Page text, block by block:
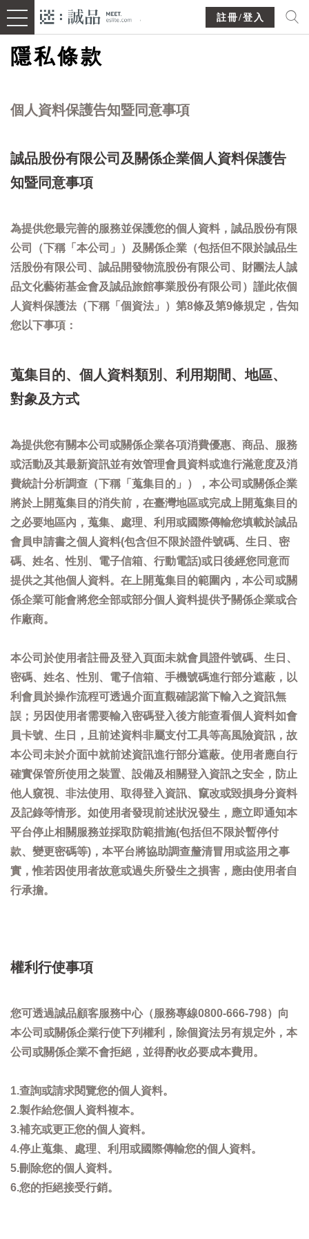
註冊/登入
隱私條款
個人資料保護告知暨同意事項
誠品股份有限公司及關係企業個人資料保護告
知暨同意事項
為提供您最完善的服務並保護您的個人資料，誠品股份有限
公司（下稱「本公司」）及關係企業（包括但不限於誠品生
活股份有限公司、誠品開發物流股份有限公司、財團法人誠
品文化藝術基金會及誠品旅館事業股份有限公司）謹此依個
人資料保護法（下稱「個資法」）第8條及第9條規定，告知
您以下事項：
蒐集目的、個人資料類別、利用期間、地區、
對象及方式
為提供您有關本公司或關係企業各項消費優惠、商品、服務
或活動及其最新資訊並有效管理會員資料或進行滿意度及消
費統計分析調查（下稱「蒐集目的」），本公司或關係企業
將於上開蒐集目的消失前，在臺灣地區或完成上開蒐集目的
之必要地區內，蒐集、處理、利用或國際傳輸您填載於誠品
會員申請書之個人資料(包含但不限於證件號碼、生日、密
碼、姓名、性別、電子信箱、行動電話)或日後經您同意而
提供之其他個人資料。在上開蒐集目的範圍內，本公司或關
係企業可能會將您全部或部分個人資料提供予關係企業或合
作廠商。
本公司於使用者註冊及登入頁面未就會員證件號碼、生日、
密碼、姓名、性別、電子信箱、手機號碼進行部分遮蔽，以
利會員於操作流程可透過介面直觀確認當下輸入之資訊無
誤；另因使用者需要輸入密碼登入後方能查看個人資料如會
員卡號、生日，且前述資料非屬支付工具等高風險資訊，故
本公司未於介面中就前述資訊進行部分遮蔽。使用者應自行
確實保管所使用之裝置、設備及相關登入資訊之安全，防止
他人窺視、非法使用、取得登入資訊、竄改或毀損身分資料
及記錄等情形。如使用者發現前述狀況發生，應立即通知本
平台停止相關服務並採取防範措施(包括但不限於暫停付
款、變更密碼等)，本平台將協助調查釐清冒用或盜用之事
實，惟若因使用者故意或過失所發生之損害，應由使用者自
行承擔。
權利行使事項
您可透過誠品顧客服務中心（服務專線0800-666-798）向
本公司或關係企業行使下列權利，除個資法另有規定外，本
公司或關係企業不會拒絕，並得酌收必要成本費用。
1.查詢或請求閱覽您的個人資料。
2.製作給您個人資料複本。
3.補充或更正您的個人資料。
4.停止蒐集、處理、利用或國際傳輸您的個人資料。
5.刪除您的個人資料。
6.您的拒絕接受行銷。